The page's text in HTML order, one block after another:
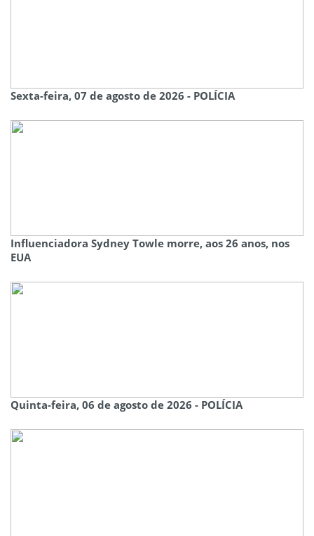
Sexta-feira, 07 de agosto de 2026 - POLÍCIA
Influenciadora Sydney Towle morre, aos 26 anos, nos
EUA
Quinta-feira, 06 de agosto de 2026 - POLÍCIA